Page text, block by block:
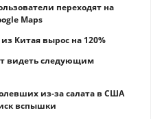
переходят на
Maps
Китая вырос на 120%
видеть следующим
из-за салата в США
вспышки